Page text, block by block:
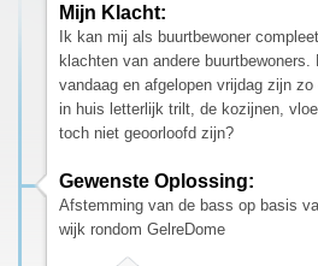
Mijn Klacht:
Ik kan mij als buurtbewoner
klachten van andere buurtbewoners.
vandaag en afgelopen vrijdag zijn
in huis letterlijk trilt, de kozijnen,
toch niet geoorloofd zijn?
Gewenste Oplossing:
Afstemming van de bass op basis
wijk rondom GelreDome